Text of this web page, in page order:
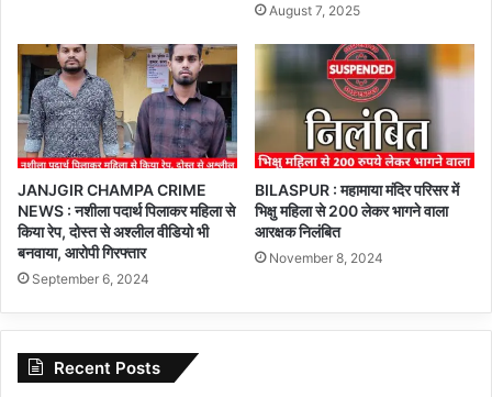
August 7, 2025
JANJGIR CHAMPA CRIME
NEWS : नशीला पदार्थ पिलाकर महिला से
किया रेप, दोस्त से अश्लील वीडियो भी
बनवाया, आरोपी गिरफ्तार
September 6, 2024
BILASPUR : महामाया मंदिर परिसर में
भिक्षु महिला से 200 लेकर भागने वाला
आरक्षक निलंबित
November 8, 2024
Recent Posts